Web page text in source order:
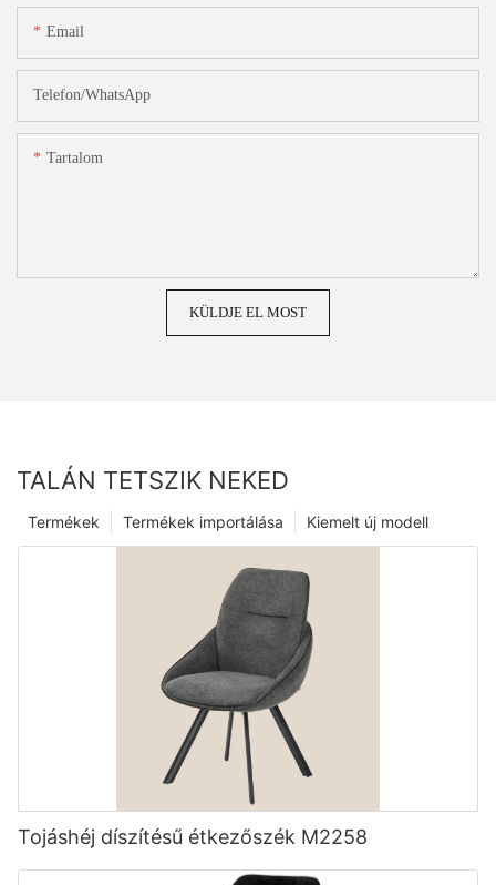
Email
Telefon/WhatsApp
Tartalom
KÜLDJE EL MOST
TALÁN TETSZIK NEKED
Kiemelt új modell
Termékek importálása
Termékek
Tojáshéj díszítésű étkezőszék M2258